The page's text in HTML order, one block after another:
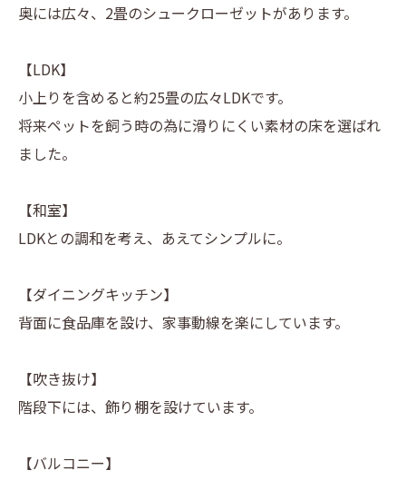
奥には広々、2畳のシュークローゼットがあります。
【LDK】
小上りを含めると約25畳の広々LDKです。
将来ペットを飼う時の為に滑りにくい素材の床を選ばれ
ました。
【和室】
LDKとの調和を考え、あえてシンプルに。
【ダイニングキッチン】
背面に食品庫を設け、家事動線を楽にしています。
【吹き抜け】
階段下には、飾り棚を設けています。
【バルコニー】